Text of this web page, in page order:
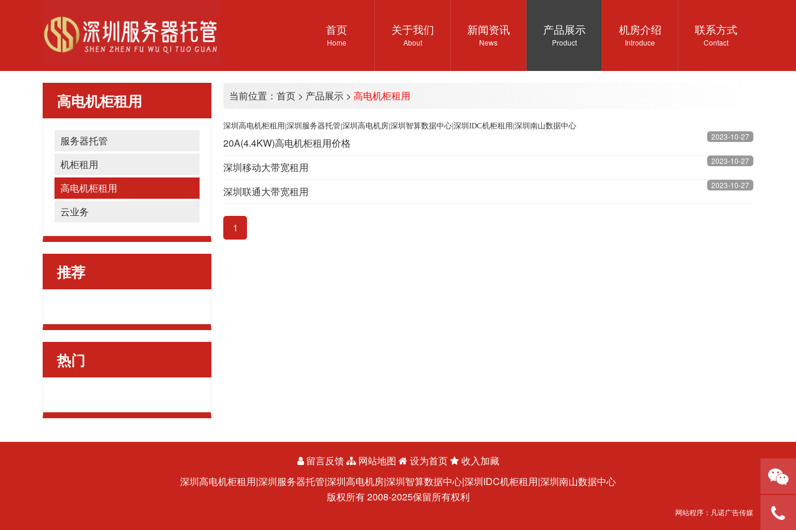
联系方式
Contact
机房介绍
Introduce
产品展示
Product
新闻资讯
News
关于我们
About
首页
Home
高电机柜租用
服务器托管
机柜租用
高电机柜租用
云业务
推荐
热门
当前位置： 首页 > 产品展示 > 高电机柜租用
深圳高电机柜租用|深圳服务器托管|深圳高电机房|深圳智算数据中心|深圳IDC机柜租用|深圳南山数据中心
2023-10-27
20A(4.4KW)高电机柜租用价格
2023-10-27
深圳移动大带宽租用
2023-10-27
深圳联通大带宽租用
1
留言反馈 网站地图 设为首页
收入加藏
深圳高电机柜租用|深圳服务器托管|深圳高电机房|深圳智算数据中心|深圳IDC机柜租用|深圳南山数据中心
版权所有 2008-2025保留所有权利
网站程序： 凡诺广告传媒